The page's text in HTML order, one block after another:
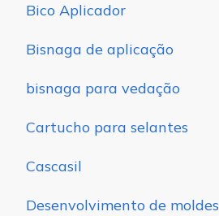
Bico Aplicador
Bisnaga de aplicação
bisnaga para vedação
Cartucho para selantes
Cascasil
Desenvolvimento de moldes